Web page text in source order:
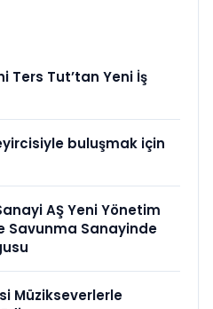
Ters Tut’tan Yeni İş
buluşmak için
AŞ Yeni Yönetim
Savunma Sanayinde
Müzikseverlerle